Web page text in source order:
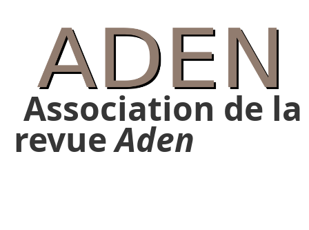
Association de la
revueAden